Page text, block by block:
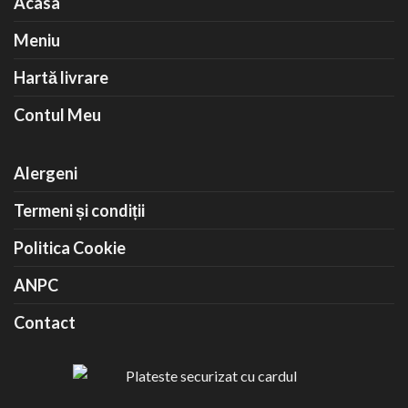
Meniu
Hartă livrare
Contul Meu
Alergeni
Termeni și condiții
Politica Cookie
ANPC
Contact